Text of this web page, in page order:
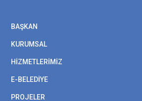
BAŞKAN
KURUMSAL
HİZMETLERİMİZ
E-BELEDİYE
PROJELER